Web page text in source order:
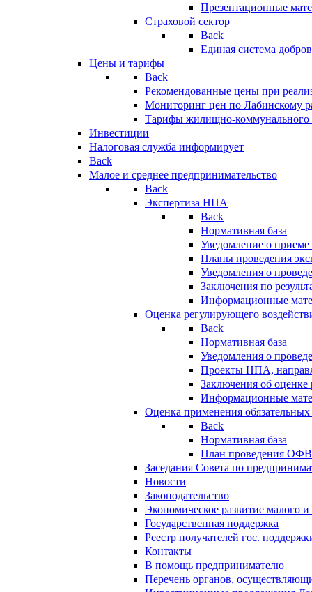
Презентационные
Страховой сектор
Back
Единая система
Цены и тарифы
Back
Рекомендованные цены при
Мониторинг цен по Лабинскому
Тарифы жилищно-коммунального
Инвестиции
Налоговая служба информирует
Back
Малое и среднее предпринимательство
Back
Экспертиза НПА
Back
Нормативная база
Уведомление о
Планы проведения
Уведомления о
Заключения по
Информационные
Оценка регулирующего
Back
Нормативная база
Уведомления о
Проекты НПА,
Заключения об
Информационные
Оценка применения
Back
Нормативная база
План проведения
Заседания Совета по
Новости
Законодательство
Экономическое развитие малого и
Государственная поддержка
Реестр получателей гос.
Контакты
В помощь предпринимателю
Перечень органов,